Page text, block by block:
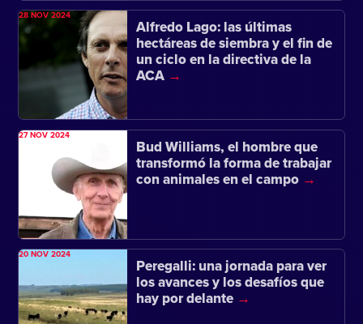
Alfredo Lago: las últimas
hectáreas de siembra y el fin de
un ciclo en la directiva de la
ACA
28 NOV 2024
Bud Williams, el hombre que
transformó la forma de trabajar
con animales en el campo
27 NOV 2024
Peregalli: una jornada para ver
los avances y los desafíos que
hay por delante
20 NOV 2024